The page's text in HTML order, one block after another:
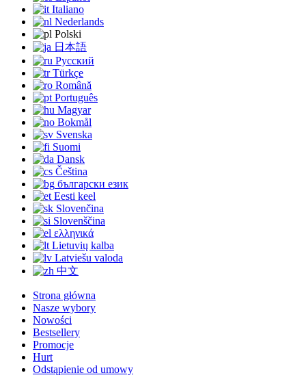
Italiano
Nederlands
Polski
日本語
Русский
Türkçe
Română
Português
Magyar
Bokmål
Svenska
Suomi
Dansk
Čeština
български език
Eesti keel
Slovenčina
Slovenščina
ελληνικά
Lietuvių kalba
Latviešu valoda
中文
Strona główna
Nasze wybory
Nowości
Bestsellery
Promocje
Hurt
Odstąpienie od umowy